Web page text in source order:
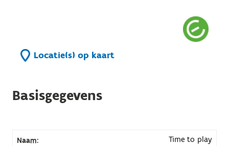
Locatie(s) op kaart
Basisgegevens
Naam: Time to play